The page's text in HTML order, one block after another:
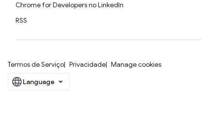
Chrome for Developers no LinkedIn
RSS
Termos de Serviço Privacidade Manage cookies